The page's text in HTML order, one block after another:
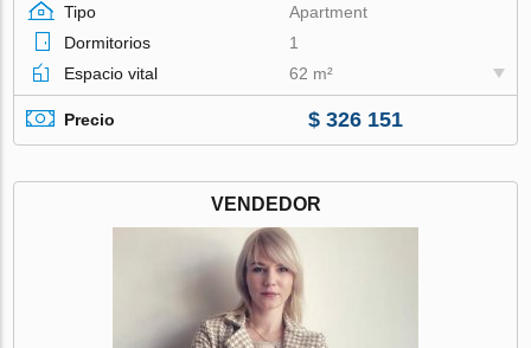
Tipo
Apartment
Dormitorios
1
Espacio vital
62 m²
Precio $ 326 151
VENDEDOR